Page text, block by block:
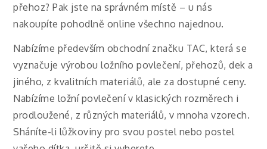
přehoz? Pak jste na správném místě – u nás
nakoupíte pohodlně online všechno najednou.
Nabízíme především obchodní značku TAC, která se
vyznačuje výrobou ložního povlečení, přehozů, dek a
jiného, z kvalitních materiálů, ale za dostupné ceny.
Nabízíme ložní povlečení v klasických rozměrech i
prodloužené, z různých materiálů, v mnoha vzorech.
Sháníte-li lůžkoviny pro svou postel nebo postel